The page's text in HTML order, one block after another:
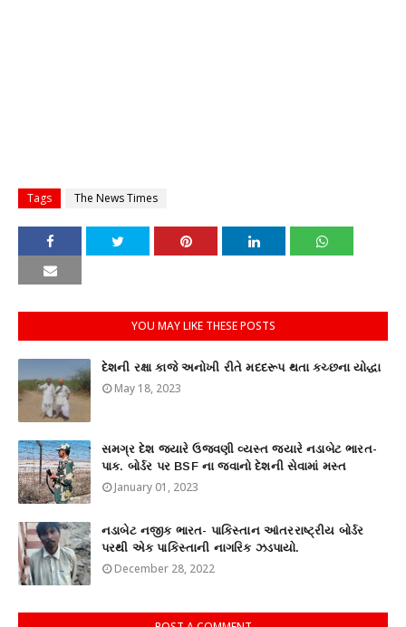
Tags The News Times
YOU MAY LIKE THESE POSTS
દેશની રક્ષા કાજે અનોખી રીતે મદદરૂપ થતા કચ્છના યોદ્ધા
May 18, 2023
સમગ્ર દેશ જ્યારે ઉજવણી વ્યસ્ત જ્યારે નડાબેટ ભારત-
પાક. બોર્ડર પર BSF ના જવાનો દેશની સેવામાં મસ્ત
January 01, 2023
નડાબેટ નજીક ભારત- પાકિસ્તાન આંતરરાષ્ટ્રીય બોર્ડર
પરથી એક પાકિસ્તાની નાગરિક ઝડપાયો.
December 28, 2022